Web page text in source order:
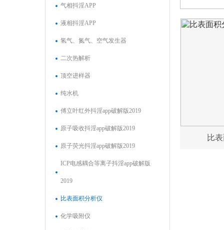
气相抖淫APP
液相抖淫APP
氢气、氮气、空气发生器
二次热解析
顶空进样器
纯水机
傅立叶红外抖淫app破解版2019
原子吸收抖淫app破解版2019
原子荧光抖淫app破解版2019
ICP电感耦合等离子抖淫app破解版
2019
比表面积分析仪
化学吸附仪
比